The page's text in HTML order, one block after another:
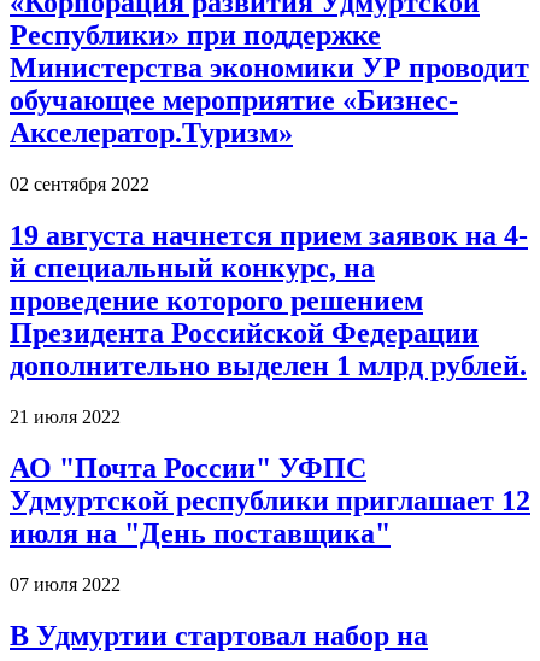
Республики» при поддержке
Министерства экономики УР проводит
обучающее мероприятие «Бизнес-
Акселератор.Туризм»
02 сентября 2022
19 августа начнется прием заявок на 4-
й специальный конкурс, на
проведение которого решением
Президента Российской Федерации
дополнительно выделен 1 млрд рублей.
21 июля 2022
АО "Почта России" УФПС
Удмуртской республики приглашает 12
июля на "День поставщика"
07 июля 2022
В Удмуртии стартовал набор на